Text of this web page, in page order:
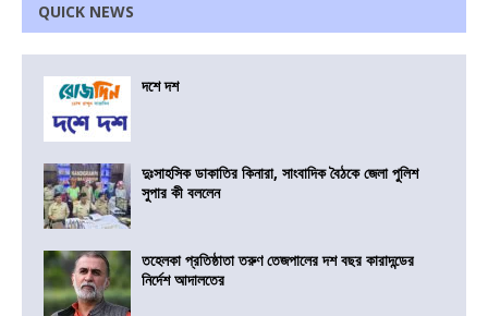
QUICK NEWS
দশে দশ
দুঃসাহসিক ডাকাতির কিনারা, সাংবাদিক বৈঠকে জেলা পুলিশ
সুপার কী বললেন
তহেলকা প্রতিষ্ঠাতা তরুণ তেজপালের দশ বছর কারাদন্ডের
নির্দেশ আদালতের